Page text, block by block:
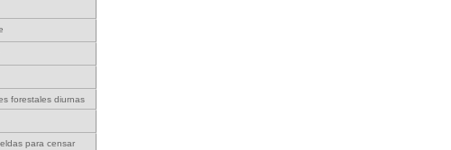
forestales diurnas
para censar